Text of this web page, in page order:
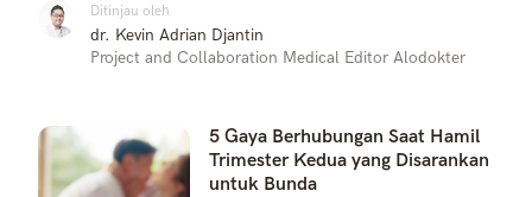
Ditinjau oleh
dr. Kevin Adrian Djantin
Project and Collaboration Medical Editor Alodokter
5 Gaya Berhubungan Saat Hamil
Trimester Kedua yang Disarankan
untuk Bunda